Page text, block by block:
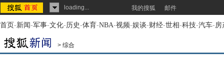
loading... 我的搜狐 邮件
首页-新闻-军事-文化-历史-体育-NBA-视频-娱谈-财经-世相-科技-汽车-房
> 综合